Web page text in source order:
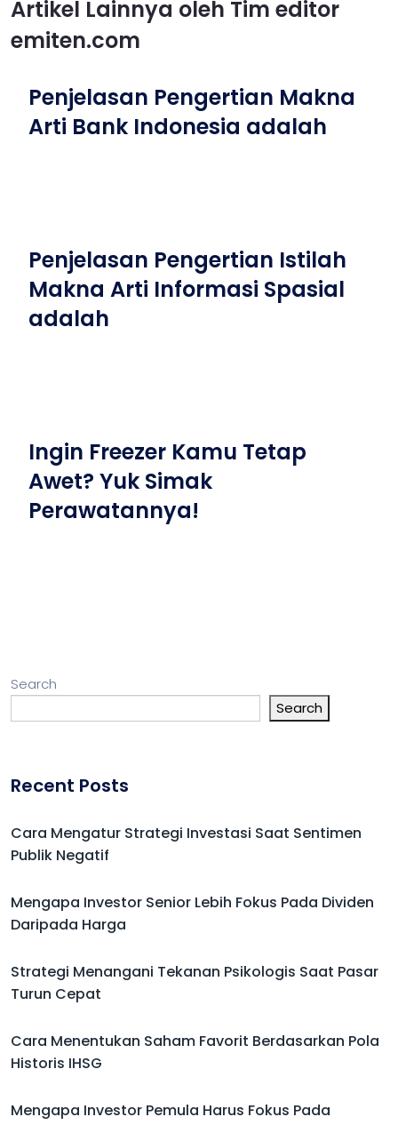
Artikel Lainnya oleh Tim editor
emiten.com
Penjelasan Pengertian Makna
Arti Bank Indonesia adalah
Penjelasan Pengertian Istilah
Makna Arti Informasi Spasial
adalah
Ingin Freezer Kamu Tetap
Awet? Yuk Simak
Perawatannya!
Search
Search
Recent Posts
Cara Mengatur Strategi Investasi Saat Sentimen
Publik Negatif
Mengapa Investor Senior Lebih Fokus Pada Dividen
Daripada Harga
Strategi Menangani Tekanan Psikologis Saat Pasar
Turun Cepat
Cara Menentukan Saham Favorit Berdasarkan Pola
Historis IHSG
Mengapa Investor Pemula Harus Fokus Pada